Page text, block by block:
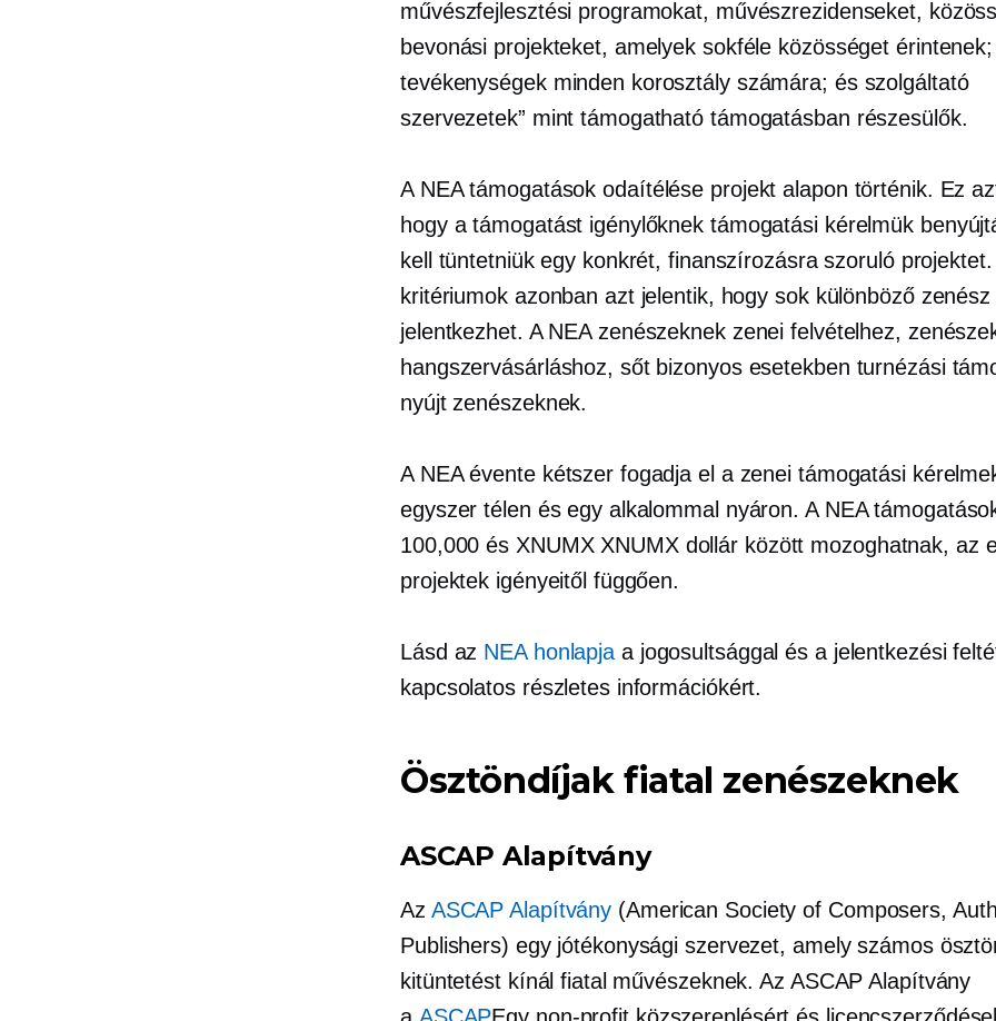
művészfejlesztési programokat, művészrezidenseket,
bevonási projekteket, amelyek sokféle közösséget
tevékenységek minden korosztály számára; és szolgáltató
szervezetek” mint támogatható támogatásban részesülők.
A NEA támogatások odaítélése projekt alapon történik. Ez
hogy a támogatást igénylőknek támogatási kérelmük
kell tüntetniük egy konkrét, finanszírozásra szoruló projektet.
kritériumok azonban azt jelentik, hogy sok különböző zenész
jelentkezhet. A NEA zenészeknek zenei felvételhez,
hangszervásárláshoz, sőt bizonyos esetekben turnézási
nyújt zenészeknek.
A NEA évente kétszer fogadja el a zenei támogatási
egyszer télen és egy alkalommal nyáron. A NEA
100,000 és XNUMX XNUMX dollár között mozoghatnak, az
projektek igényeitől függően.
Lásd az NEA honlapja a jogosultsággal és a jelentkezési
kapcsolatos részletes információkért.
Ösztöndíjak fiatal zenészeknek
ASCAP Alapítvány
Az ASCAP Alapítvány (American Society of Composers,
Publishers) egy jótékonysági szervezet, amely számos
kitüntetést kínál fiatal művészeknek. Az ASCAP Alapítvány